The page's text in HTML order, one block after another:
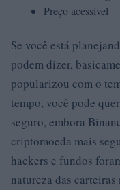
Preço acessível
Se você está
podem dizer,
popularizou com o
tempo, você pode
seguro, embora
criptomoeda mais
hackers e fundos
natureza das carteiras